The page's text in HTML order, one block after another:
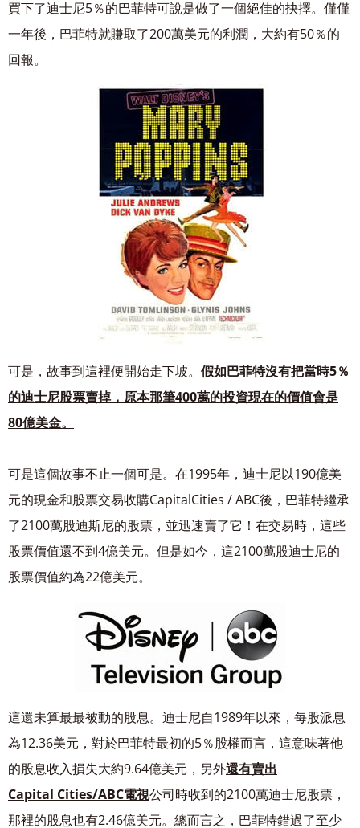
買下了迪士尼5％的巴菲特可說是做了一個絕佳的抉擇。僅僅
一年後，巴菲特就賺取了200萬美元的利潤，大約有50％的
回報。
可是，故事到這裡便開始走下坡。 假如巴菲特沒有把當時5％
的迪士尼股票賣掉，原本那筆400萬的投資現在的價值會是
80億美金。
可是這個故事不止一個可是。在1995年，迪士尼以190億美
元的現金和股票交易收購CapitalCities / ABC後，巴菲特繼承
了2100萬股迪斯尼的股票，並迅速賣了它！在交易時，這些
股票價值還不到4億美元。但是如今，這2100萬股迪士尼的
股票價值約為22億美元。
這還未算最最被動的股息。迪士尼自1989年以來，每股派息
為12.36美元，對於巴菲特最初的5％股權而言，這意味著他
的股息收入損失大約9.64億美元，另外還有賣出
Capital Cities/ABC電視公司時收到的2100萬迪士尼股票，
那裡的股息也有2.46億美元。總而言之， 巴菲特錯過了至少